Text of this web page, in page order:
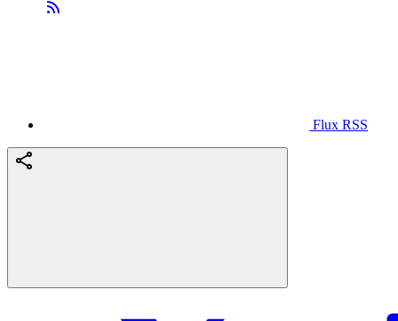
Flux RSS